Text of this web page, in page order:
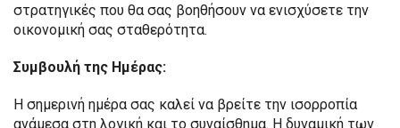
στρατηγικές που θα σας βοηθήσουν να ενισχύσετε την
οικονομική σας σταθερότητα.
Συμβουλή της Ημέρας:
Η σημερινή ημέρα σας καλεί να βρείτε την ισορροπία
ανάμεσα στη λογική και το συναίσθημα. Η δυναμική των